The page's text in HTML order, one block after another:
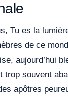
Tu es la
de ce
aujourd’hui
trop souvent
apôtres